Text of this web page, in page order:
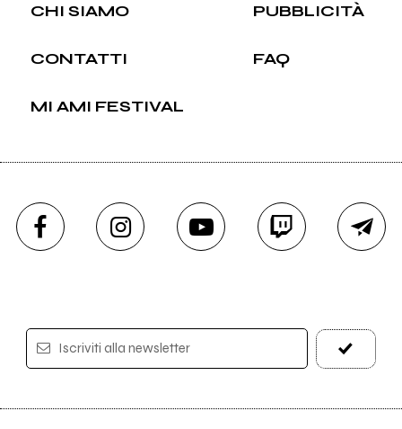
CHI SIAMO PUBBLICITÀ
CONTATTI FAQ
MI AMI FESTIVAL
Iscriviti alla newsletter